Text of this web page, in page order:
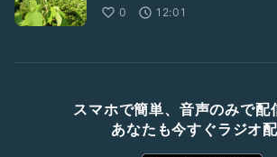
0
12:01
スマホで簡単、音声のみで配
あなたも今すぐラジオ